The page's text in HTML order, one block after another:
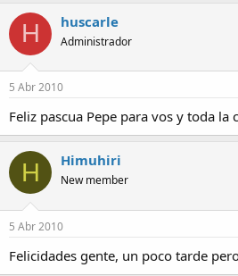
H huscarle
Administrador
5 Abr 2010
Feliz pascua Pepe para vos y toda la
H Himuhiri
New member
5 Abr 2010
Felicidades gente, un poco tarde